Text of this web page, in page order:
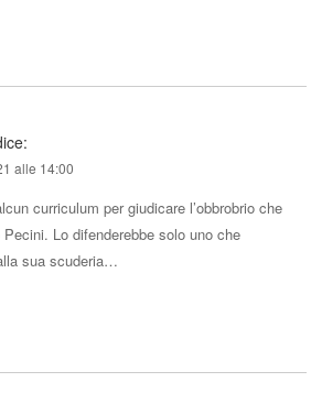
alle 14:00
curriculum per giudicare l’obbrobrio che
Lo difenderebbe solo uno che
sua scuderia…